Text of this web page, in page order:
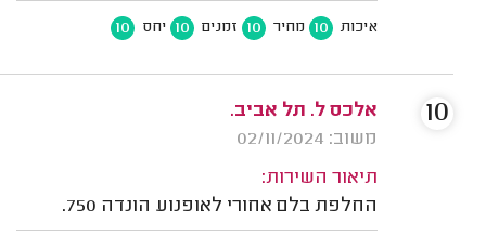
איכות 10 מחיר 10 זמנים 10 יחס 10
אלכס ל. תל אביב.
משוב: 02/11/2024
תיאור השירות:
החלפת בלם אחורי לאופנוע הונדה 750.
10